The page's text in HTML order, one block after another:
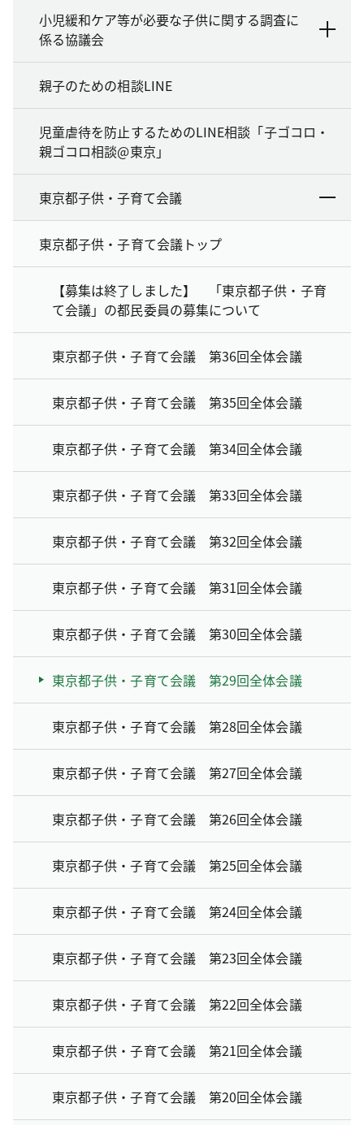
小児緩和ケア等が必要な子供に関する調査に
係る協議会
親子のための相談LINE
児童虐待を防止するためのLINE相談「子ゴコロ・
親ゴコロ相談@東京」
東京都子供・子育て会議
東京都子供・子育て会議トップ
【募集は終了しました】 「東京都子供・子育
て会議」の都民委員の募集について
東京都子供・子育て会議 第36回全体会議
東京都子供・子育て会議 第35回全体会議
東京都子供・子育て会議 第34回全体会議
東京都子供・子育て会議 第33回全体会議
東京都子供・子育て会議 第32回全体会議
東京都子供・子育て会議 第31回全体会議
東京都子供・子育て会議 第30回全体会議
東京都子供・子育て会議 第29回全体会議
東京都子供・子育て会議 第28回全体会議
東京都子供・子育て会議 第27回全体会議
東京都子供・子育て会議 第26回全体会議
東京都子供・子育て会議 第25回全体会議
東京都子供・子育て会議 第24回全体会議
東京都子供・子育て会議 第23回全体会議
東京都子供・子育て会議 第22回全体会議
東京都子供・子育て会議 第21回全体会議
東京都子供・子育て会議 第20回全体会議